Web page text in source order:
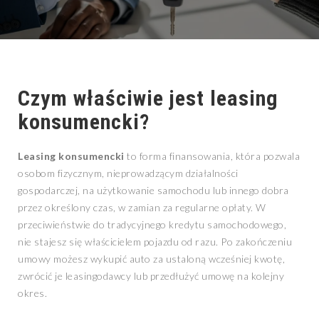
Czym właściwie jest leasing
konsumencki?
Leasing konsumencki to forma finansowania, która pozwala
osobom fizycznym, nieprowadzącym działalności
gospodarczej, na użytkowanie samochodu lub innego dobra
przez określony czas, w zamian za regularne opłaty. W
przeciwieństwie do tradycyjnego kredytu samochodowego,
nie stajesz się właścicielem pojazdu od razu. Po zakończeniu
umowy możesz wykupić auto za ustaloną wcześniej kwotę,
zwrócić je leasingodawcy lub przedłużyć umowę na kolejny
okres.